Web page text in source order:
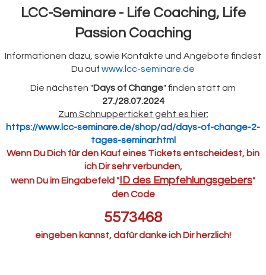
LCC-Seminare - Life Coaching, Life
Passion Coaching
Informationen dazu, sowie Kontakte und Angebote findest
Du auf www.lcc-seminare.de
Die nächsten "Days of Change" finden statt am
27./28.07.2024
Zum Schnupperticket geht es hier:
https://www.lcc-seminare.de/shop/ad/days-of-change-2-
tages-seminar.html
Wenn Du Dich für den Kauf eines Tickets entscheidest, bin
ich Dir sehr verbunden,
wenn Du im Eingabefeld "ID des Empfehlungsgebers"
den Code
5573468
eingeben kannst, dafür danke ich Dir herzlich!